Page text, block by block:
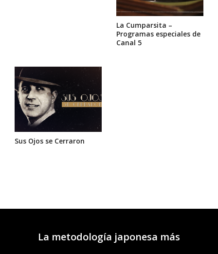
La Cumparsita –
Programas especiales de
Canal 5
Sus Ojos se Cerraron
La metodología japonesa más